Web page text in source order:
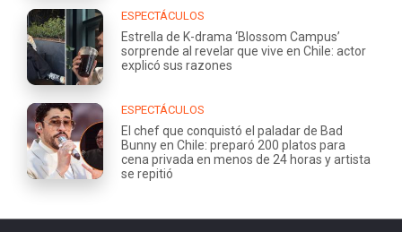
ESPECTÁCULOS
Estrella de K-drama ‘Blossom Campus’
sorprende al revelar que vive en Chile: actor
explicó sus razones
ESPECTÁCULOS
El chef que conquistó el paladar de Bad
Bunny en Chile: preparó 200 platos para
cena privada en menos de 24 horas y artista
se repitió